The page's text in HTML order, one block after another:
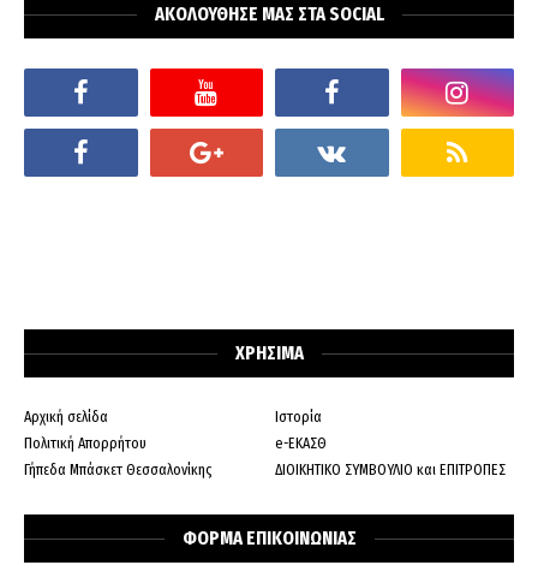
ΑΚΟΛΟΥΘΗΣΕ ΜΑΣ ΣΤΑ SOCIAL
ΧΡΗΣΙΜΑ
Αρχική σελίδα
Ιστορία
Πολιτική Απορρήτου
e-ΕΚΑΣΘ
Γήπεδα Μπάσκετ Θεσσαλονίκης
ΔΙΟΙΚΗΤΙΚΟ ΣΥΜΒΟΥΛΙΟ και ΕΠΙΤΡΟΠΕΣ
ΦΟΡΜΑ ΕΠΙΚΟΙΝΩΝΙΑΣ